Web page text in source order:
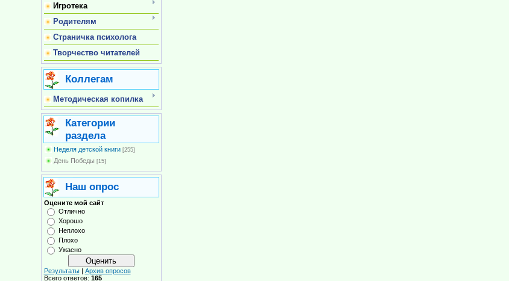
Игротека
Родителям
Страничка психолога
Творчество читателей
Коллегам
Методическая копилка
Категории
раздела
Неделя детской книги [255]
День Победы [15]
Наш опрос
Оцените мой сайт
Отлично
Хорошо
Неплохо
Плохо
Ужасно
Результаты| Архив опросов
Всего ответов: 165